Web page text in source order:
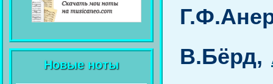
Новые ноты
В.Бёрд,